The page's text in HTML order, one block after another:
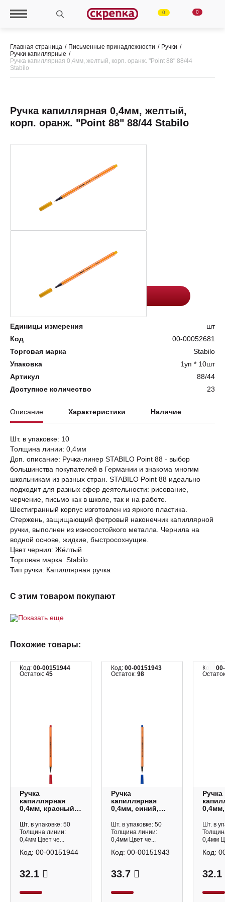
0 0
Главная страница Письменные принадлежности
Ручки
Ручки капиллярные
Ручка капиллярная 0,4мм, желтый, корп. оранж. "Point 88" 88/44
Stabilo
165.6
Ручка капиллярная 0,4мм, желтый,
корп. оранж. "Point 88" 88/44 Stabilo
Единицы измерения
шт
Код
00-00052681
Торговая марка
Stabilo
Упаковка
1уп * 10шт
Артикул
88/44
Доступное количество
23
Описание Характеристики Наличие
Шт. в упаковке: 10
Толщина линии: 0,4мм
Доп. описание: Ручка-линер STABILO Point 88 - выбор
большинства покупателей в Германии и знакома многим
школьникам из разных стран. STABILO Point 88 идеально
подходит для разных сфер деятельности: рисование,
черчение, письмо как в школе, так и на работе.
Шестигранный корпус изготовлен из яркого пластика.
Стержень, защищающий фетровый наконечник капиллярной
ручки, выполнен из износостойкого металла. Чернила на
водной основе, жидкие, быстросохнущие.
Цвет чернил: Жёлтый
Торговая марка: Stabilo
Тип ручки: Капиллярная ручка
С этим товаром покупают
Показать еще
Похожие товары:
Код: 00-00151944
Остаток: 45
Ручка
капиллярная
0,4мм, красный,
"BASIC.Summer"
36-0009 Bruno
Visconti
Шт. в упаковке: 50
Толщина линии:
0,4мм Цвет че...
32.1
Код: 00-00151944
Код: 00-00151943
Остаток: 98
Ручка
капиллярная
0,4мм, синий,
"BASIC.Summer"
36-0008 Bruno
Visconti
Шт. в упаковке: 50
Толщина линии:
0,4мм Цвет че...
33.7
Код: 00-00151943
Код:
Ручка
36-
Шт. в
0,4мм
32.1
Код: